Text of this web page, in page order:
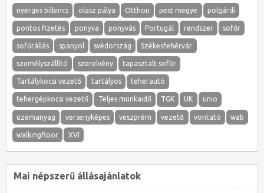
nyerges billencs olasz pálya Otthon pest megye polgárdi
pontos fizetés ponyva ponyvás Portugál rendszer sofőr
sofőrállás spanyol svédország Székesfehérvár
személyszállító szerelvény tapasztalt sofőr
Tartálykocsi vezető tartályos teherautó
tehergépkocsi vezető Teljes munkaidő TGK UK unio
üzemanyag versenyképes veszprém vezető vontató wab
walkingfloor XVI
Mai népszerű állásajánlatok